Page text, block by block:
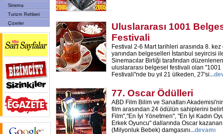
Sinema
Turizm Rehberi
Çizerler
Uluslararası 1001
Festivali
Festival 2-6 Mart tarihleri arasında 8. kez
yanından belgeselleri İstanbul seyircisi
Sinemacılar Birliği tarafından
uluslararası belgesel festivali olan
Festivali"nde bu yıl 21 ülkeden, 27'si...
77. Oscar Ödülleri
ABD Film Bilim ve Sanatları
film arasından 24 ödülün sahiplerini
Film","En İyi Yönetmen", "En İyi Kadın
Erkek Oyuncu" dallarında Oscar
(Milyonluk Bebek) damgasını...devamı